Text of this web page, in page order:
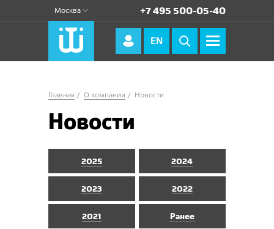
Москва +7 495 500-05-40
EN
Главная О компании Новости
Новости
2025 2024
2023 2022
2021 Ранее